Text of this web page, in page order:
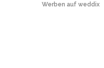
Werben auf weddix